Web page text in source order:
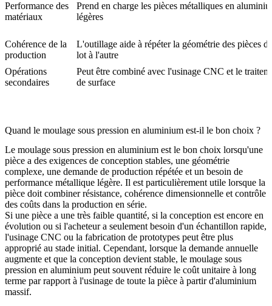
Performance des
matériaux
Prend en charge les pièces métalliques en
légères
Cohérence de la
production
L'outillage aide à répéter la géométrie des pièces
lot à l'autre
Opérations
secondaires
Peut être combiné avec l'usinage CNC et le
de surface
Quand le moulage sous pression en aluminium est-il le bon choix ?
Le moulage sous pression en aluminium est le bon choix lorsqu'une
pièce a des exigences de conception stables, une géométrie
complexe, une demande de production répétée et un besoin de
performance métallique légère. Il est particulièrement utile lorsque la
pièce doit combiner résistance, cohérence dimensionnelle et contrôle
des coûts dans la production en série.
Si une pièce a une très faible quantité, si la conception est encore en
évolution ou si l'acheteur a seulement besoin d'un échantillon rapide,
l'usinage CNC ou la fabrication de prototypes peut être plus
approprié au stade initial. Cependant, lorsque la demande annuelle
augmente et que la conception devient stable, le moulage sous
pression en aluminium peut souvent réduire le coût unitaire à long
terme par rapport à l'usinage de toute la pièce à partir d'aluminium
massif.